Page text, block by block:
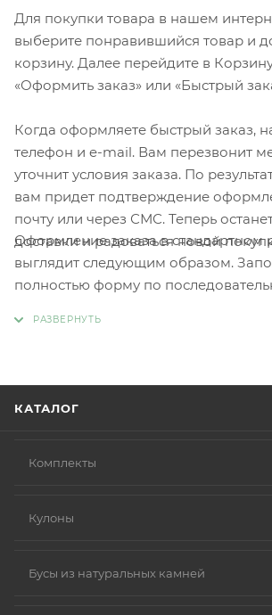
Для покупки товара в нашем
выберите понравившийся товар и
корзину. Далее перейдите в
«Оформить заказ» или «Быстрый
Когда оформляете быстрый заказ,
телефон и e-mail. Вам перезвонит
уточнит условия заказа. По
вам придет подтверждение
почту или через СМС. Теперь
доставки и радоваться новой
Оформление заказа в стандартном
выглядит следующим образом.
полностью форму по
КАТАЛОГ
Комплекты
Кулоны
Бусы из натуральных камней